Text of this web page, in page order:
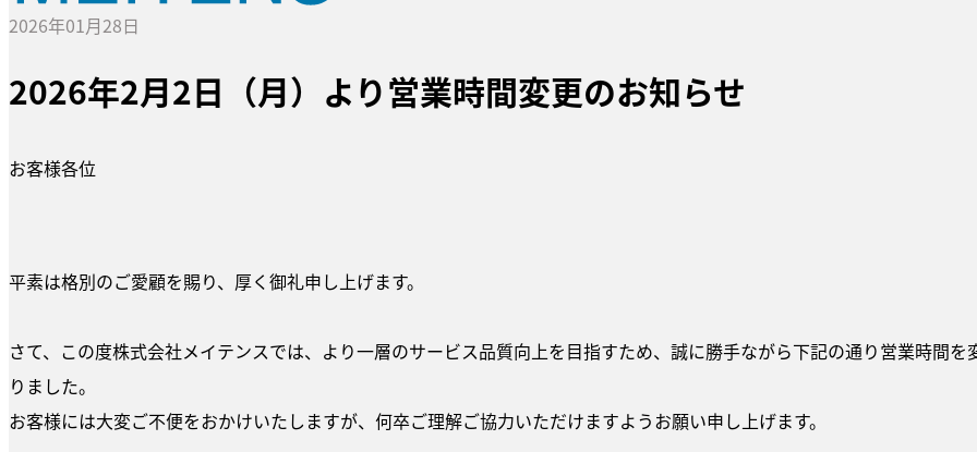
2026年01月28日
2026年2月2日（月）より営業時間変更のお知らせ
お客様各位
平素は格別のご愛顧を賜り、厚く御礼申し上げます。
さて、この度株式会社メイテンスでは、より一層のサービス品質向上を目指すため、誠に勝手ながら下記の通り営業時間を
りました。
お客様には大変ご不便をおかけいたしますが、何卒ご理解ご協力いただけますようお願い申し上げます。